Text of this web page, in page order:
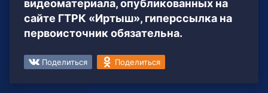
видеоматериала, опубликованных на
сайте ГТРК «Иртыш», гиперссылка на
первоисточник обязательна.
Поделиться Поделиться